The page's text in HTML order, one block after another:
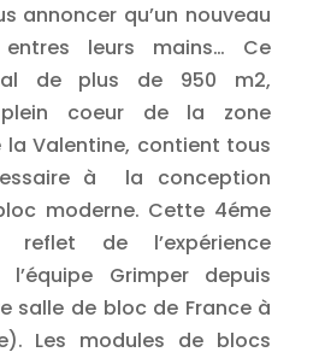
annoncer qu’un nouveau
leurs mains… Ce
de plus de 950 m2,
coeur de la zone
Valentine, contient tous
à la conception
moderne. Cette 4éme
de l’expérience
Grimper depuis
salle de bloc de France à
Les modules de blocs